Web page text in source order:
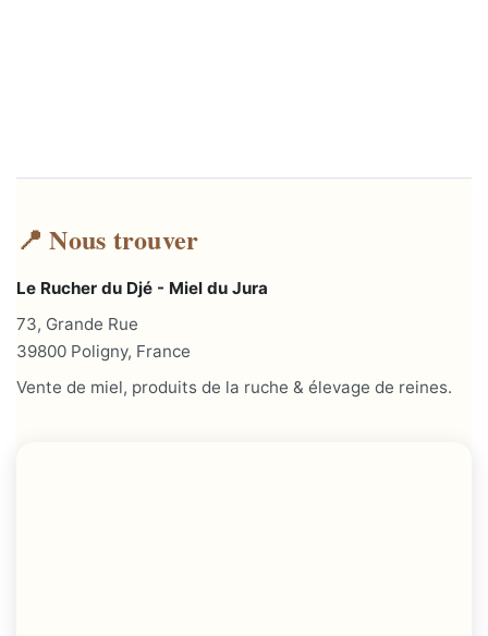
📍 Nous trouver
Le Rucher du Djé - Miel du Jura
73, Grande Rue
39800 Poligny, France
Vente de miel, produits de la ruche & élevage de reines.